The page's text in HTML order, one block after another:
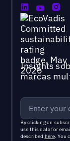
Insights
marcas
By clicking on
use this data for
described here. You